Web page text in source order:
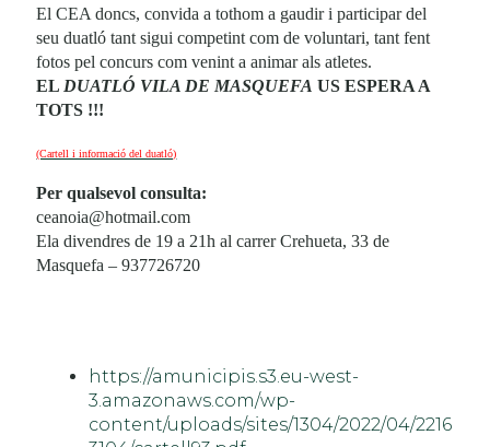
El CEA doncs, convida a tothom a gaudir i participar del
seu duatló tant sigui competint com de voluntari, tant fent
fotos pel concurs com venint a animar als atletes.
EL DUATLÓ VILA DE MASQUEFA US ESPERA A
TOTS !!!
(Cartell i informació del duatló)
Per qualsevol consulta:
ceanoia@hotmail.com
Ela divendres de 19 a 21h al carrer Crehueta, 33 de
Masquefa – 937726720
https://amunicipis.s3.eu-west-
3.amazonaws.com/wp-
content/uploads/sites/1304/2022/04/2216